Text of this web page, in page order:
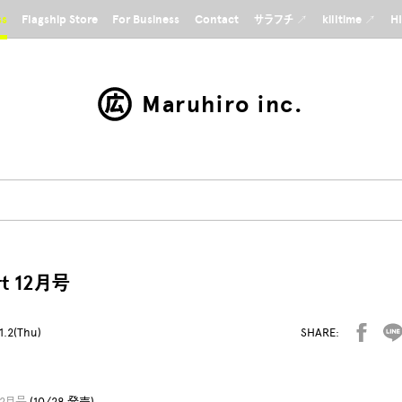
Flagship Store For Business Contact サラフチ ↗ killtime ↗
Maruhiro inc.
12月号
SHARE: